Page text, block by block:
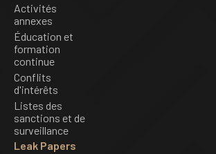
Activités
annexes
Éducation et
formation
continue
Conflits
d'intérêts
Listes des
sanctions et de
surveillance
Leak Papers